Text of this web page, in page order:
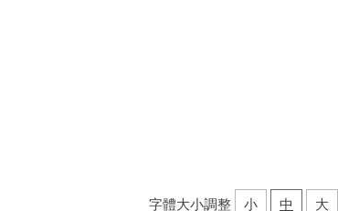
字體大小調整 小 中 大